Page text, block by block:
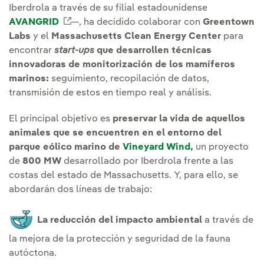
Iberdrola a través de su filial estadounidense
AVANGRID
Enlace externo, se abre en ventana
—, ha decidido colaborar con Greentown
Labs y el Massachusetts Clean Energy Center para
encontrar start-ups que desarrollen técnicas
innovadoras de monitorización de los mamíferos
marinos: seguimiento, recopilación de datos,
transmisión de estos en tiempo real y análisis.
El principal objetivo es preservar la vida de aquellos
animales que se encuentren en el entorno del
parque eólico marino de Vineyard Wind, un proyecto
de 800 MW desarrollado por Iberdrola frente a las
costas del estado de Massachusetts. Y, para ello, se
abordarán dos líneas de trabajo:
La reducción del impacto ambiental a través de
la mejora de la protección y seguridad de la fauna
autóctona.